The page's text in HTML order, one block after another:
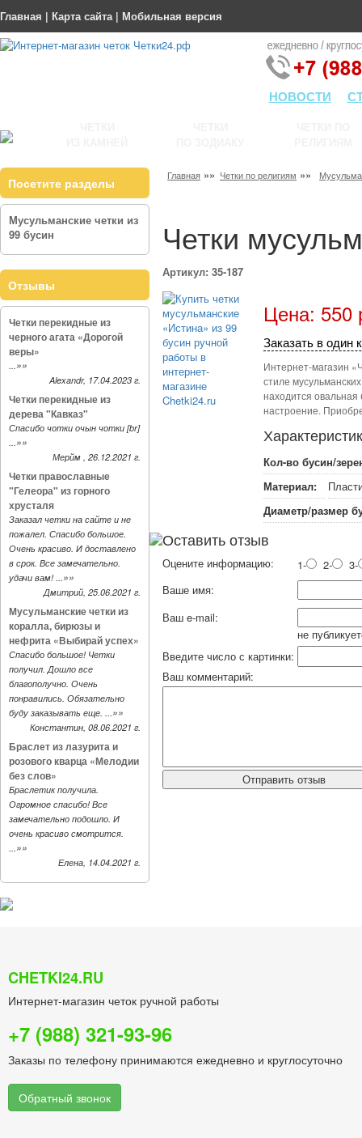
Главная | Карта сайта| Мобильная версия
НОВОСТИ
Посетите разделы
Мусульманские четки из
99 бусин
Отзывы
Четки перекидные из
черного агата «Дорогой
веры»
...»»
Alexandr, 17.04.2023 г.
Четки перекидные из
дерева "Кавказ"
Спасибо чотки очын чотки [br]
...»»
Мерйм , 26.12.2021 г.
Четки православные
"Гелеора" из горного
хрусталя
Заказал четки на сайте и не
пожалел. Спасибо большое.
Очень красиво. И доставлено
в срок. Все замечательно.
удачи вам! ...»»
Дмитрий, 25.06.2021 г.
Мусульманские четки из
коралла, бирюзы и
нефрита «Выбирай успех»
Спасибо большое! Четки
получил. Дошло все
благополучно. Очень
понравились. Обязательно
буду заказывать еще. ...»»
Константин, 08.06.2021 г.
Браслет из лазурита и
розового кварца «Мелодии
без слов»
Браслетик получила.
Огромное спасибо! Все
замечательно подошло. И
очень красиво смотрится.
...»»
Елена, 14.04.2021 г.
Главная »» Четки по религиям »»
Четки
Артикул: 35-187
Цена: 550
Заказать в один
Интернет-магазин
стиле
находится
настроение.
Кол-во бусин/
Материал:
Диаметр/размер
Оставить отзыв
Оцените информацию: 1- 2-
3-
Ваше имя:
Ваш e-mail:
не
Введите число с картинки:
Ваш комментарий:
CHETKI24.RU
Интернет-магазин четок ручной работы
+7 (988) 321-93-96
Заказы по телефону принимаются ежедневно и круглосуточно
Обратный звонок